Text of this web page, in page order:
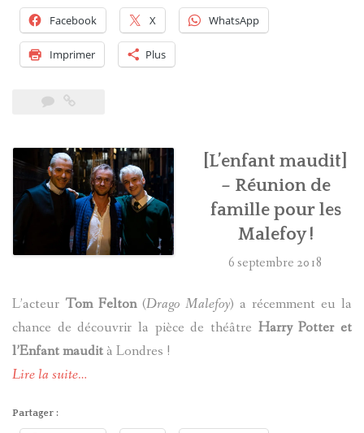
va
être
jugé
! »
Facebook X WhatsApp
Imprimer Plus
[L’enfant maudit]
– Réunion de
famille pour les
Malefoy !
6 septembre 2018
L’acteur Tom Felton(Drago Malefoy) a récemment eu la
chance de découvrir la pièce de théâtre Harry Potter et
l’Enfant maudità Londres !
Lire la suite…
Partager :